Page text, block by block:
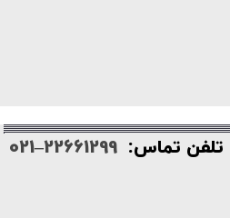
تلفن تماس: 22661299–021